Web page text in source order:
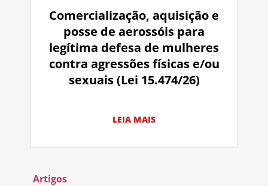
Comercialização, aquisição e
posse de aerossóis para
legítima defesa de mulheres
contra agressões físicas e/ou
sexuais (Lei 15.474/26)
LEIA MAIS
Artigos